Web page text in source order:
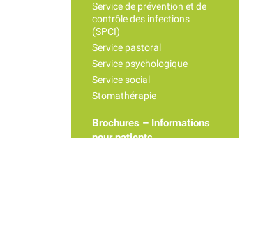
Service de prévention et de
contrôle des infections
(SPCI)
Service pastoral
Service psychologique
Service social
Stomathérapie
Brochures – Informations
pour patients